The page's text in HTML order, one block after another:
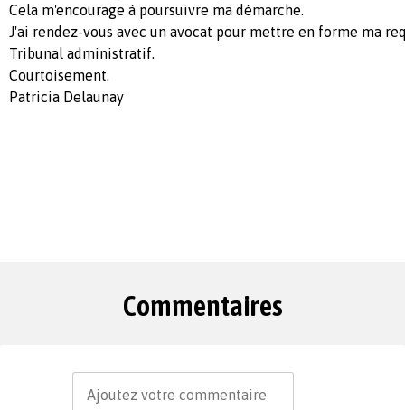
Cela m'encourage à poursuivre ma démarche.
J'ai rendez-vous avec un avocat pour mettre en forme ma
Tribunal administratif.
Courtoisement.
Patricia Delaunay
Commentaires